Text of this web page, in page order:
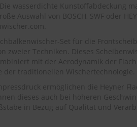
wasserdichte Kunstoffabdeckung
Auswahl von BOSCH, SWF oder
Set für die
zweier Techniken. Dieses
mit der Aerodynamik der
der traditionellen Wischertechnologie.
ermöglichen die Heyner
dieses auch bei höheren
in Bezug auf Qualität und